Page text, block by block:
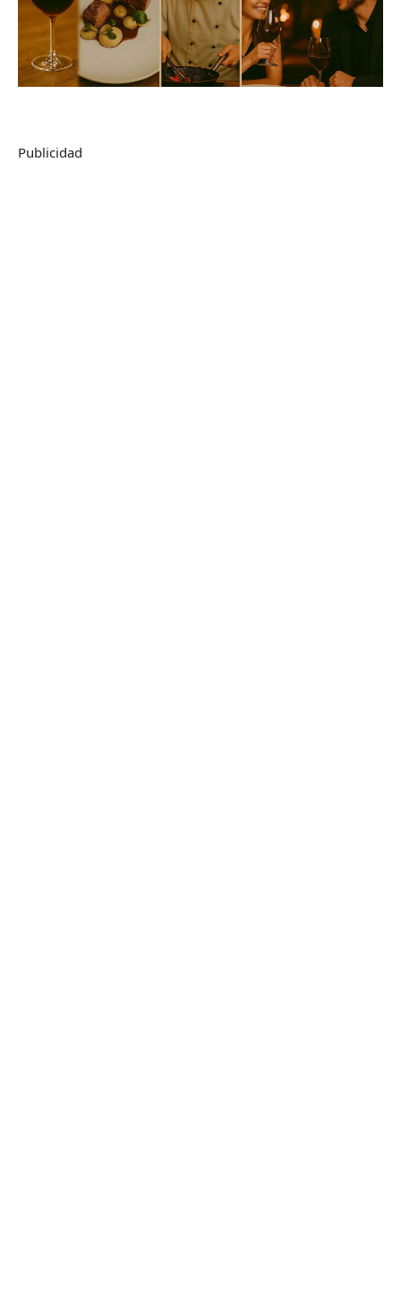
Publicidad